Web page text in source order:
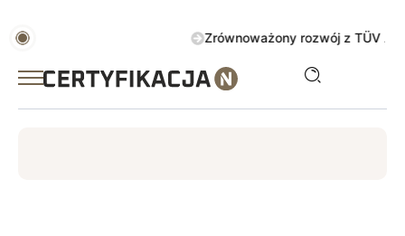
Zrównoważony rozwój z TÜV